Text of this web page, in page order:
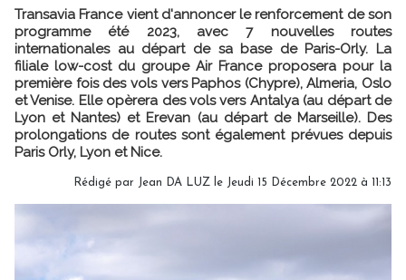
Transavia France vient d'annoncer le renforcement de son
programme été 2023, avec 7 nouvelles routes
internationales au départ de sa base de Paris-Orly. La
filiale low-cost du groupe Air France proposera pour la
première fois des vols vers Paphos (Chypre), Almeria, Oslo
et Venise. Elle opèrera des vols vers Antalya (au départ de
Lyon et Nantes) et Erevan (au départ de Marseille). Des
prolongations de routes sont également prévues depuis
Paris Orly, Lyon et Nice.
Rédigé par Jean DA LUZ le Jeudi 15 Décembre 2022 à 11:13